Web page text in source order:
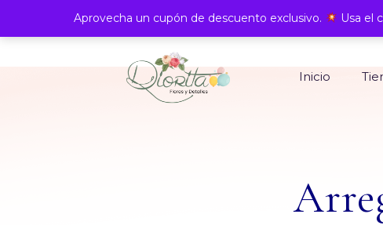
Inicio
Aprovecha un cupón de descuento exclusivo. Usa el